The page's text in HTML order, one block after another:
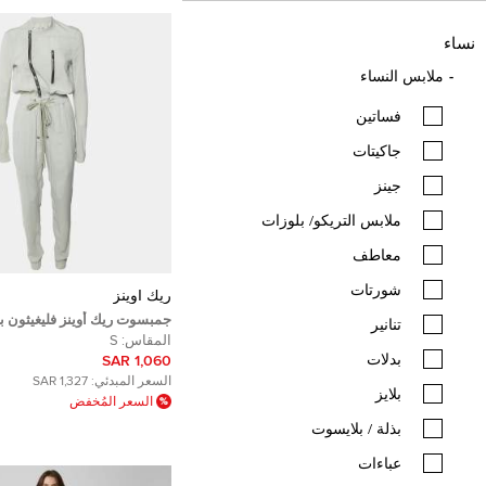
نساء
ملابس النساء
فساتين
جاكيتات
جينز
ملابس التريكو/ بلوزات
معاطف
شورتات
تنانير
بدلات
بلايز
بذلة / بلايسوت
عباءات
ريك اوينز
جمبسوت ريك أوينز فليغيثون
بسحاب غاري مقاس صغير
المقاس: S
1,060 SAR
السعر المبدئي: 1,327 SAR
السعر المُخفض